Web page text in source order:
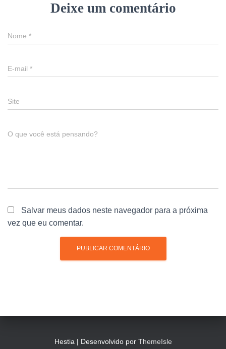
Deixe um comentário
Nome *
E-mail *
Site
O que você está pensando?
Salvar meus dados neste navegador para a próxima
vez que eu comentar.
Hestia | Desenvolvido por ThemeIsle